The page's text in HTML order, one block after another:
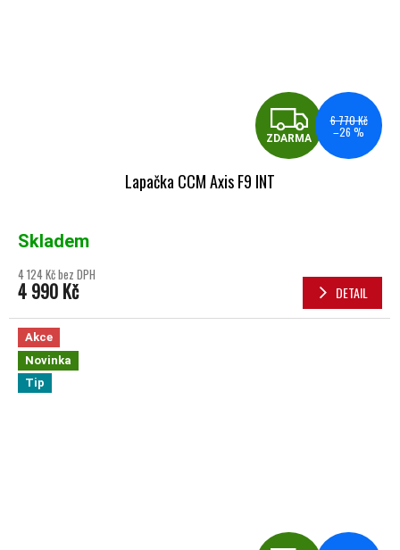
ZDARMA
6 770 Kč
–26 %
Lapačka CCM Axis F9 INT
Skladem
4 124 Kč bez DPH
4 990 Kč DETAIL
Akce
Novinka
Tip